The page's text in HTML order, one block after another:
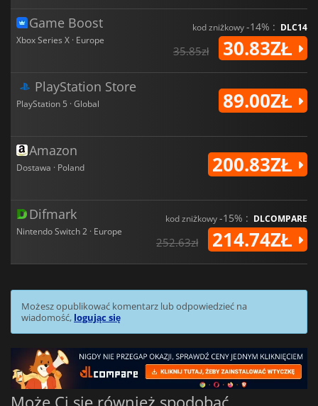
Game Boost
Xbox Series X · Europe
kod zniżkowy-14% : DLC14
35.85zł 30.83ZŁ
PlayStation Store
PlayStation 5 · Global 89.00ZŁ
Amazon
Dostawa · Poland 200.83ZŁ
Difmark
Nintendo Switch 2 · Europe
kod zniżkowy-15% : DLCOMPARE
252.63zł 214.74ZŁ
Możesz opublikować komentarz lub odpowiedzieć na
wiadomość, logując się